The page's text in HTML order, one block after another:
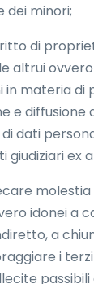
dei minori;
di
altrui
in materia di
e diffusione
dati
ex
idonei a
a
i
passibili